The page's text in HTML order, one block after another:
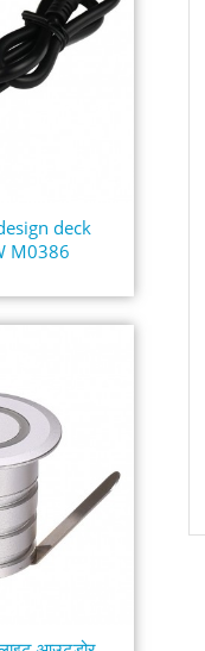
deck
M0386